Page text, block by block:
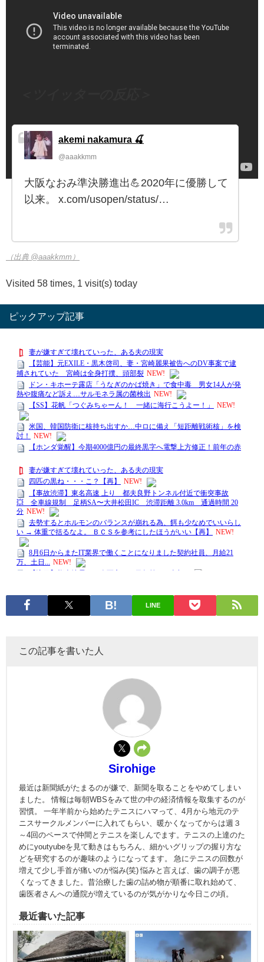
（出典 Youtube）
akemi nakamura 🍒
@aaakkmm
大阪なおみ準決勝進出💪2020年に優勝して
以来。 x.com/usopen/status/…
（出典 @aaakkmm）
Visited 58 times, 1 visit(s) today
ピックアップ記事
LINE
この記事を書いた人
Sirohige
最近は新聞紙がたまるのが嫌で、新聞を取ることをやめてしまい
ました。 情報は毎朝WBSをみて世の中の経済情報を取集するのが
習慣。 一年半前から始めたテニスにハマって、4月から地元のテ
ニスサークルメンバーに入れてもらい、暖かくなってからは週３
～4回のペースで仲間とテニスを楽しんでます。テニスの上達のた
めにyoutyubeを見て動きはもちろん、細かいグリップの握り方な
どを研究するのが趣味のようになってます。 急にテニスの回数が
増えて少し手首が痛いのが悩み(笑) 悩みと言えば、歯の調子が悪
くなってきました。昔治療した歯の詰め物が順番に取れ始めて、
歯医者さんへの通院が増えているのが気がかりな今日この頃。
最近書いた記事